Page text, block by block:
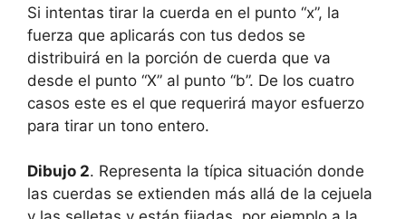
Si intentas tirar la cuerda en el punto “x”, la
fuerza que aplicarás con tus dedos se
distribuirá en la porción de cuerda que va
desde el punto “X” al punto “b”. De los cuatro
casos este es el que requerirá mayor esfuerzo
para tirar un tono entero.
Dibujo 2. Representa la típica situación donde
las cuerdas se extienden más allá de la cejuela